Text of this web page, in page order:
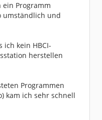
ein Programm
umständlich und
ich kein HBCI-
herstellen
Programmen
kam ich sehr schnell